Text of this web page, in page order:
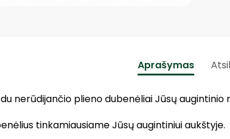
Aprašymas
nerūdijančio plieno dubenėliai Jūsų augintinio
tinkamiausiame Jūsų augintiniui aukštyje.